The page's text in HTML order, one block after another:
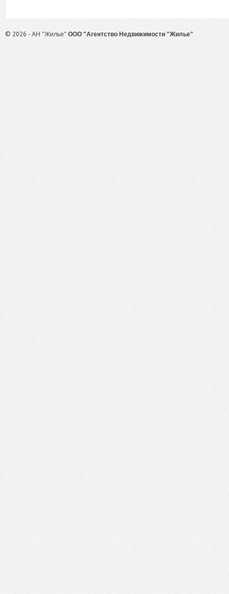
© 2026 - АН "Жилье" ООО "Агентство Недвижимости "Жилье"